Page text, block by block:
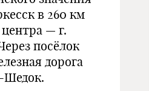
в 260 км
— г.
посёлок
дорога
Шедок.